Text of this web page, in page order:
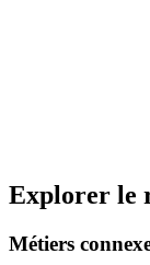
Explorer le
Métiers